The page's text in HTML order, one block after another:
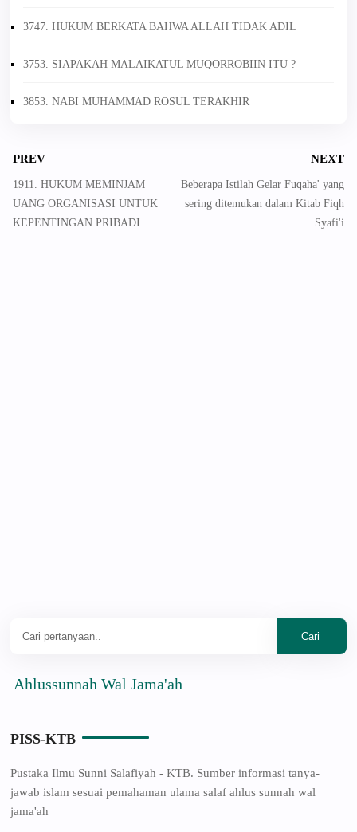
3747. HUKUM BERKATA BAHWA ALLAH TIDAK ADIL
3753. SIAPAKAH MALAIKATUL MUQORROBIIN ITU ?
3853. NABI MUHAMMAD ROSUL TERAKHIR
PREV
1911. HUKUM MEMINJAM
UANG ORGANISASI UNTUK
KEPENTINGAN PRIBADI
NEXT
Beberapa Istilah Gelar Fuqaha' yang
sering ditemukan dalam Kitab Fiqh
Syafi'i
Wal Jama'ah
PISS-KTB
Pustaka Ilmu Sunni Salafiyah - KTB. Sumber informasi tanya-
jawab islam sesuai pemahaman ulama salaf ahlus sunnah wal
jama'ah